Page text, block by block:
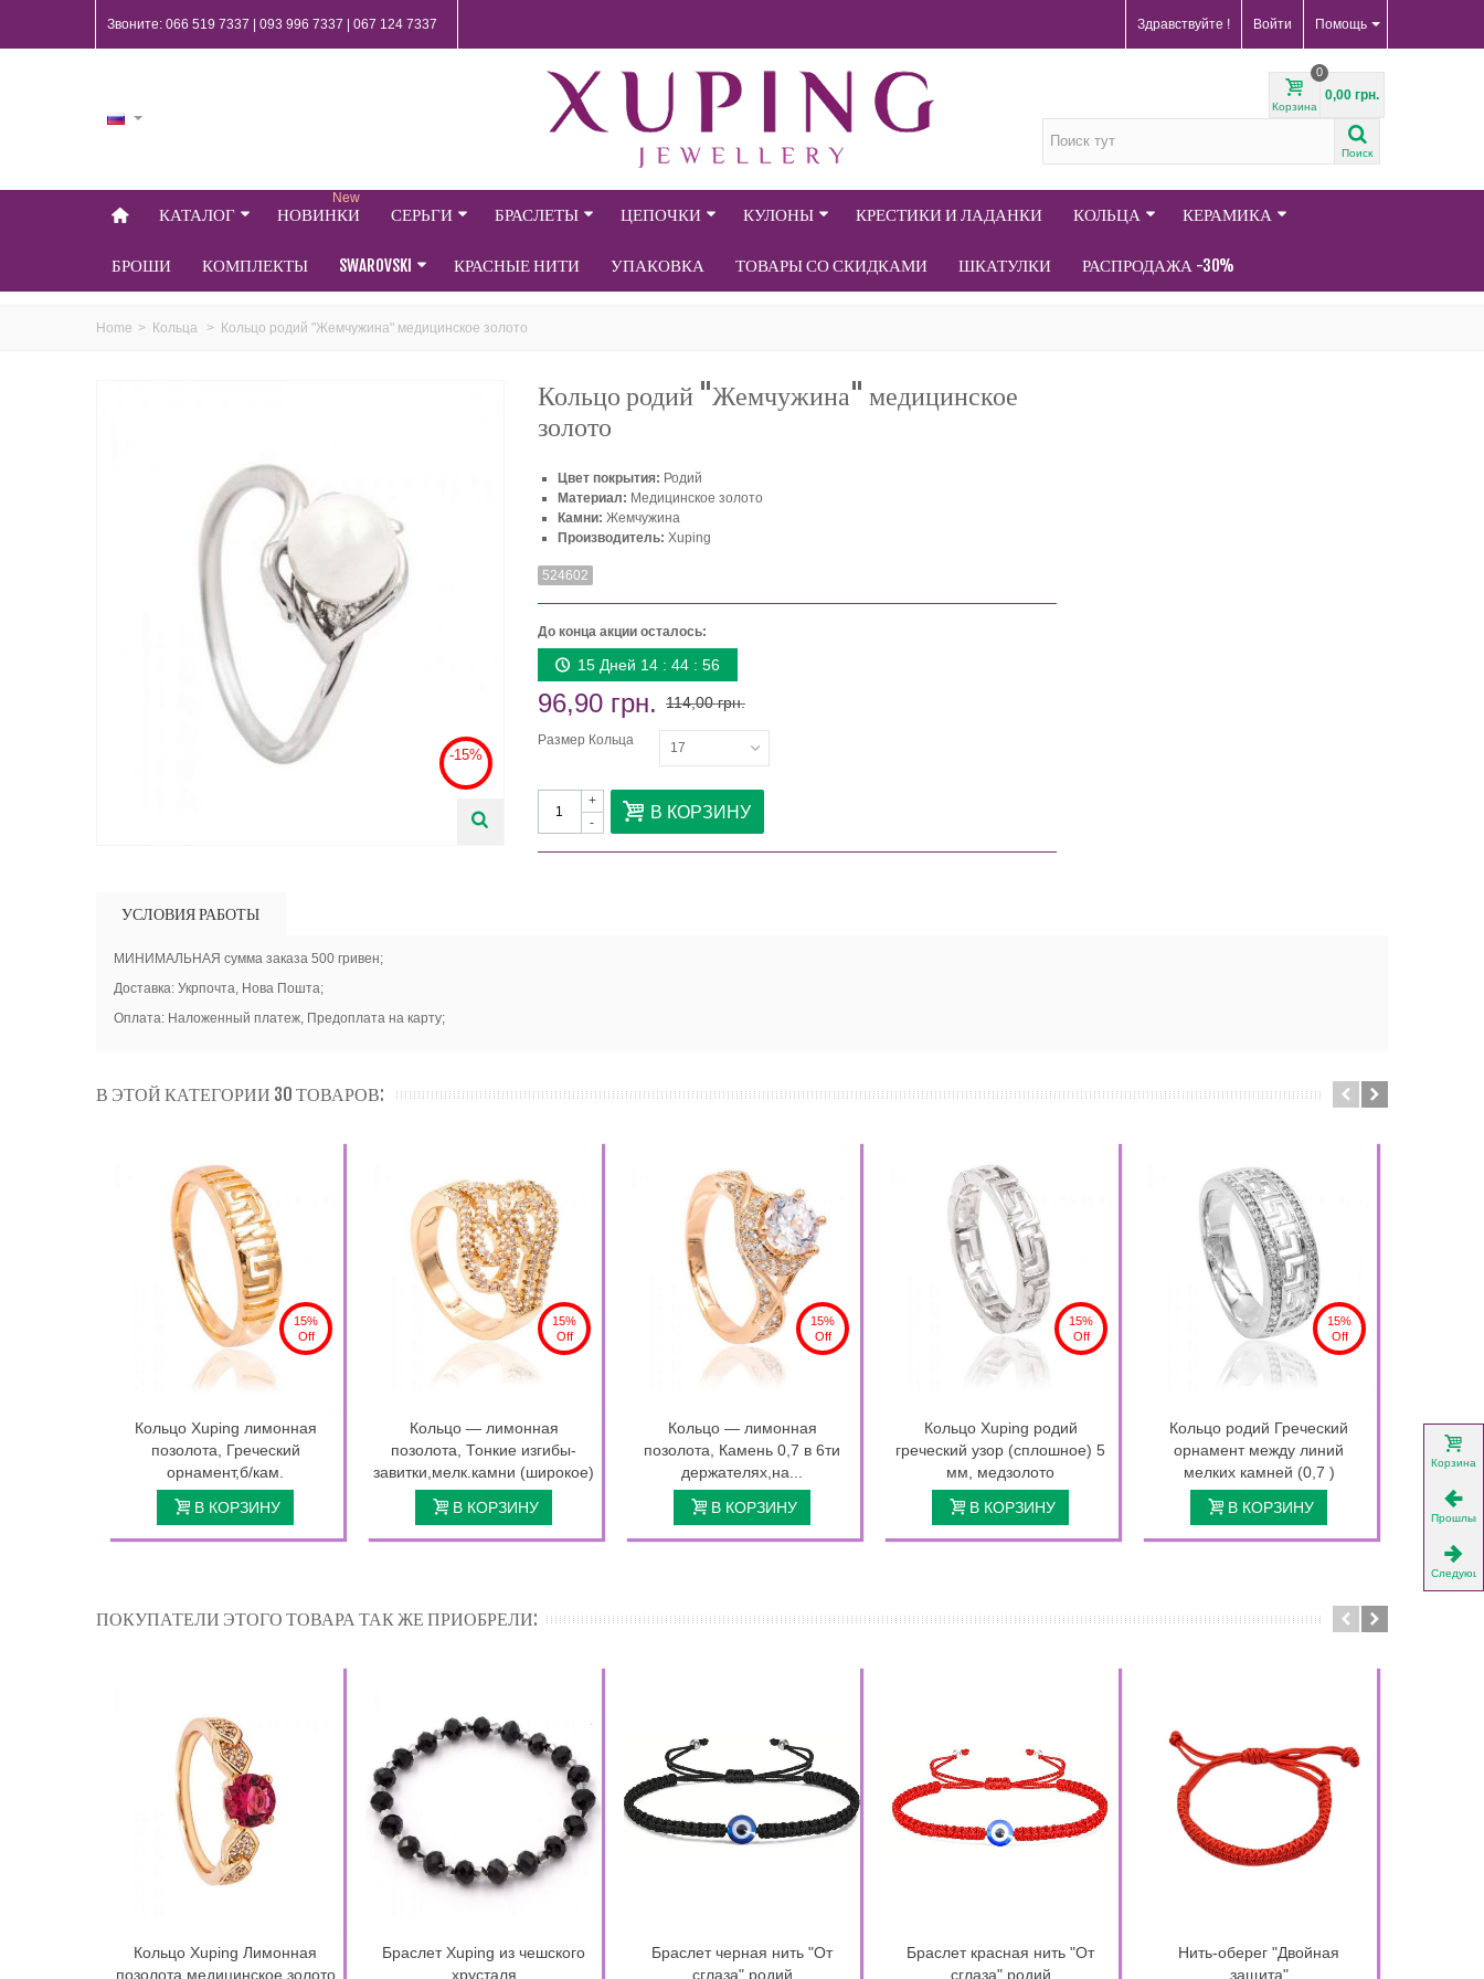
Помощь
Звоните: 066 519 7337 | 093 996 7337 | 067 124 7337 Здравствуйте ! Войти
Корзина
0
0,00 грн.
Поиск
КАТАЛОГ НОВИНКИ
New
СЕРЬГИ БРАСЛЕТЫ ЦЕПОЧКИ КУЛОНЫ КРЕСТИКИ И ЛАДАНКИ КОЛЬЦА КЕРАМИКА
БРОШИ КОМПЛЕКТЫ SWAROVSKI КРАСНЫЕ НИТИ УПАКОВКА ТОВАРЫ СО СКИДКАМИ ШКАТУЛКИ РАСПРОДАЖА -30%
Home > Кольца > Кольцо родий "Жемчужина" медицинское золото
-15%
Кольцо родий "Жемчужина" медицинское
золото
Цвет покрытия: Родий
Материал: Медицинское золото
Камни: Жемчужина
Производитель: Xuping
524602
До конца акции осталось:
15 Дней 14 : 44 : 55
96,90 грн. 114,00 грн.
Размер Кольца 17
-
+ В КОРЗИНУ
УСЛОВИЯ РАБОТЫ
МИНИМАЛЬНАЯ сумма заказа 500 гривен;
Доставка: Укрпочта, Нова Пошта;
Оплата: Наложенный платеж, Предоплата на карту;
В ЭТОЙ КАТЕГОРИИ 30 ТОВАРОВ:
15%
Off
Кольцо Xuping лимонная
позолота, Греческий
орнамент,б/кам.
В КОРЗИНУ
15%
Off
Кольцо — лимонная
позолота, Тонкие изгибы-
завитки,мелк.камни (широкое)
В КОРЗИНУ
15%
Off
Кольцо — лимонная
позолота, Камень 0,7 в 6ти
держателях,на...
В КОРЗИНУ
15%
Off
Кольцо Xuping родий
греческий узор (сплошное) 5
мм, медзолото
В КОРЗИНУ
15%
Off
Кольцо родий Греческий
орнамент между линий
мелких камней (0,7 )
В КОРЗИНУ
Кольцо
ПОКУПАТЕЛИ ЭТОГО ТОВАРА ТАК ЖЕ ПРИОБРЕЛИ:
Кольцо Xuping Лимонная
позолота медицинское золото
Браслет Xuping из чешского
хрусталя
Браслет черная нить "От
сглаза" родий
Браслет красная нить "От
сглаза" родий
Нить-оберег "Двойная
защита"
Корзина
Прошлый